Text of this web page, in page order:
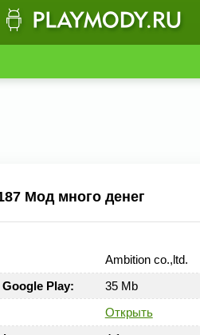
Мод много денег
Ambition co.,ltd.
Play:
35 Mb
Открыть